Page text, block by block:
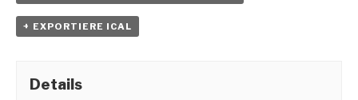
+ EXPORTIERE ICAL
Details